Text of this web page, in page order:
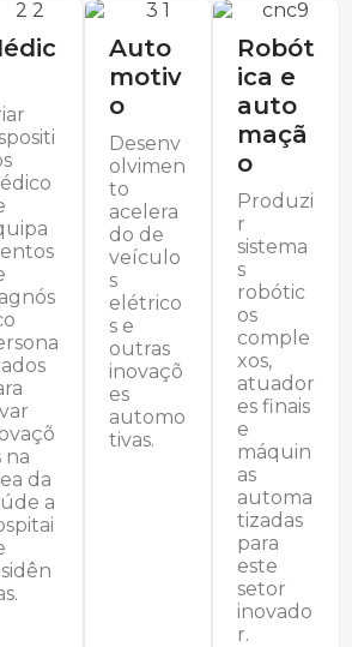
na
da
a
Auto
motiv
o
Desenv
olvimen
to
acelera
do de
veículo
s
elétrico
s e
outras
inovaçõ
es
automo
tivas.
Robót
ica e
auto
maçã
o
Produzi
r
sistema
s
robótic
os
comple
xos,
atuador
es finais
e
máquin
as
automa
tizadas
para
este
setor
inovado
r.